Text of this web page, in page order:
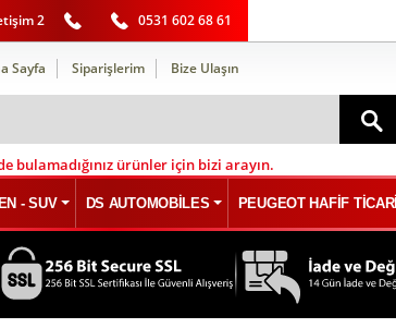
2 0531 602 68 61
Sayfa Siparişlerim Bize Ulaşın
bulamadığınız ürünler için bizi arayın.
- SUV DS AUTOMOBİLES PEUGEOT HAFİF TİCARİ